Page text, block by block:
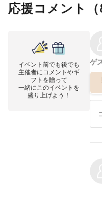
応援コメント（
イベント前でも後でも
主催者にコメントやギ
フトを贈って
一緒にこのイベントを
盛り上げよう！
ゲ